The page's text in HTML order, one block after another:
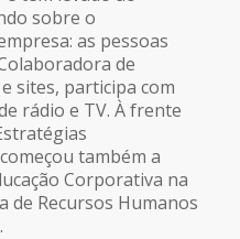
sobre o
as pessoas
de
sites, participa com
rádio e TV. À frente
também a
Corporativa na
de Recursos Humanos